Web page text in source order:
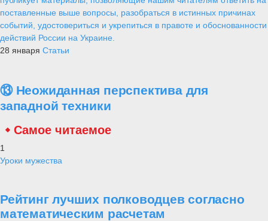
поставленные выше вопросы, разобраться в истинных причинах
событий, удостовериться и укрепиться в правоте и обоснованности
действий России на Украине.
28 января Статьи
⑬ Неожиданная перспектива для
западной техники
Самое читаемое
1
Уроки мужества
Рейтинг лучших полководцев согласно
математическим расчетам